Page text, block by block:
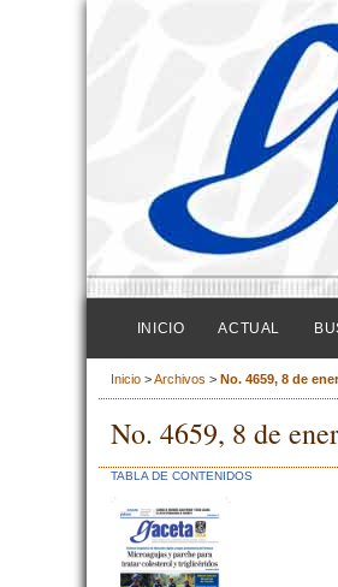
INICIO ACTUAL
Inicio >Archivos > No. 4659, 8 de
No. 4659, 8 de
TABLA DE CONTENIDOS